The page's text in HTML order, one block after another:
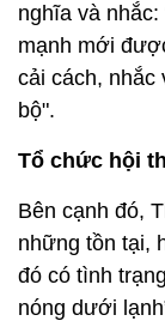
nghĩa và
mạnh mới
cải cách, nhắc
bộ".
Tổ chức hội
Bên cạnh đó,
những tồn tại,
đó có tình
nóng dưới